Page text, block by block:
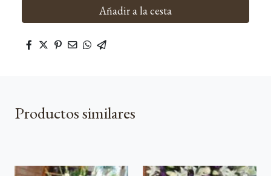
Añadir a la cesta
Productos similares